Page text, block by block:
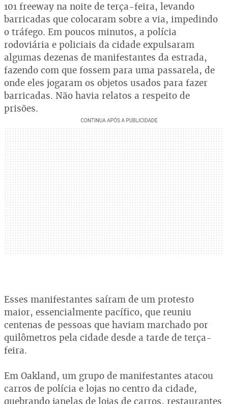
101 freeway na noite de terça-feira, levando
barricadas que colocaram sobre a via, impedindo
o tráfego. Em poucos minutos, a polícia
rodoviária e policiais da cidade expulsaram
algumas dezenas de manifestantes da estrada,
fazendo com que fossem para uma passarela, de
onde eles jogaram os objetos usados para fazer
barricadas. Não havia relatos a respeito de
prisões.
Esses manifestantes saíram de um protesto
maior, essencialmente pacífico, que reuniu
centenas de pessoas que haviam marchado por
quilômetros pela cidade desde a tarde de terça-
feira.
Em Oakland, um grupo de manifestantes atacou
carros de polícia e lojas no centro da cidade,
quebrando janelas de lojas de carros, restaurantes